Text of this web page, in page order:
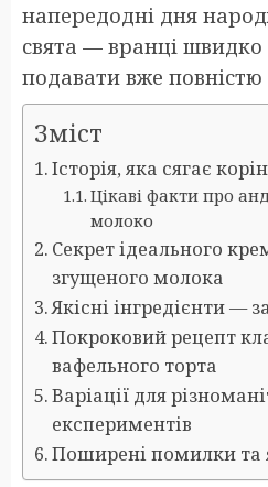
напередодні дня
свята — вранці швидко
подавати вже
Зміст
Історія, яка сягає
Цікаві факти про
молоко
Секрет ідеального
згущеного молока
Якісні інгредієнти —
Покроковий рецепт
вафельного торта
Варіації для
експериментів
Поширені помилки та